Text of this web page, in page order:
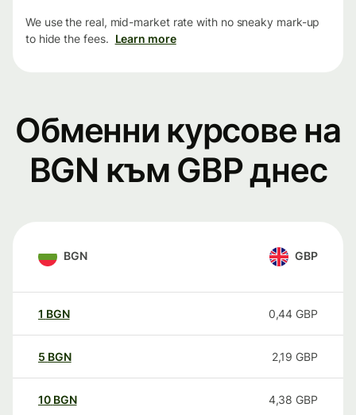
We use the real, mid-market rate with no sneaky mark-up
to hide the fees. Learn more
Обменни курсове на
BGN към GBP днес
BGN GBP
1 BGN 0,44 GBP
5 BGN 2,19 GBP
10 BGN 4,38 GBP